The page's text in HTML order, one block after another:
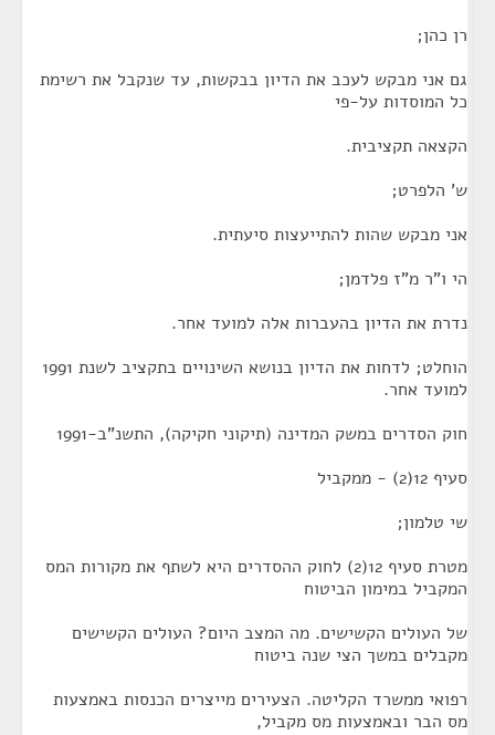
רן כהן;
גם אני מבקש לעכב את הדיון בבקשות, עד שנקבל את רשימת
כל המוסדות על-פי
הקצאה תקציבית.
ש' הלפרט;
אני מבקש שהות להתייעצות סיעתית.
הי ו"ר מ"ז פלדמן;
נדרת את הדיון בהעברות אלה למועד אחר.
הוחלט; לדחות את הדיון בנושא השינויים בתקציב לשנת 1991
למועד אחר.
חוק הסדרים במשק המדינה (תיקוני חקיקה), התשנ"ב-1991
סעיף 12(2) - ממקביל
שי טלמון;
מטרת סעיף 12(2) לחוק ההסדרים היא לשתף את מקורות המס
המקביל במימון הביטוח
של העולים הקשישים. מה המצב היום? העולים הקשישים
מקבלים במשך הצי שנה ביטוח
רפואי ממשרד הקליטה. הצעירים מייצרים הכנסות באמצעות
מס הבר ובאמצעות מס מקביל,